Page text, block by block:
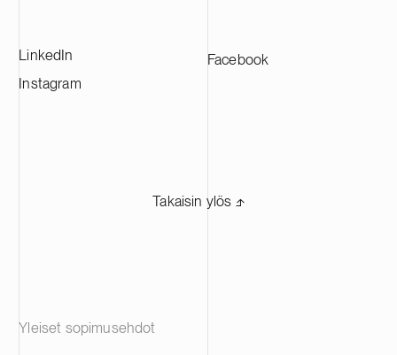
LinkedIn
Instagram
Facebook
Takaisin ylös ⬏
Yleiset sopimusehdot